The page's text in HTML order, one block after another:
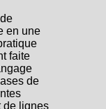
en une
faite
de
de lignes